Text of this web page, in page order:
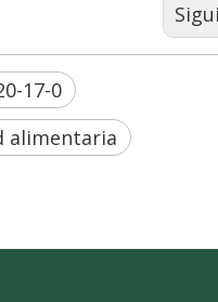
17-0
alimentaria